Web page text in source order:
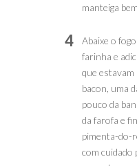
manteiga
4
Abaixe o
farinha e
que
bacon, uma
pouco da
da farofa e
pimenta-do-
com cuidado